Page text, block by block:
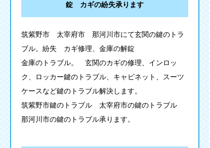
錠 カギの紛失承ります
筑紫野市 太宰府市 那河川市にて玄関の鍵のトラ
ブル。紛失 カギ修理、金庫の解錠
金庫のトラブル。 玄関のカギの修理、インロッ
ク、ロッカー鍵のトラブル、キャビネット、スーツ
ケースなど鍵のトラブル解決します。
筑紫野市鍵のトラブル 太宰府市の鍵のトラブル
那河川市の鍵のトラブル承ります。